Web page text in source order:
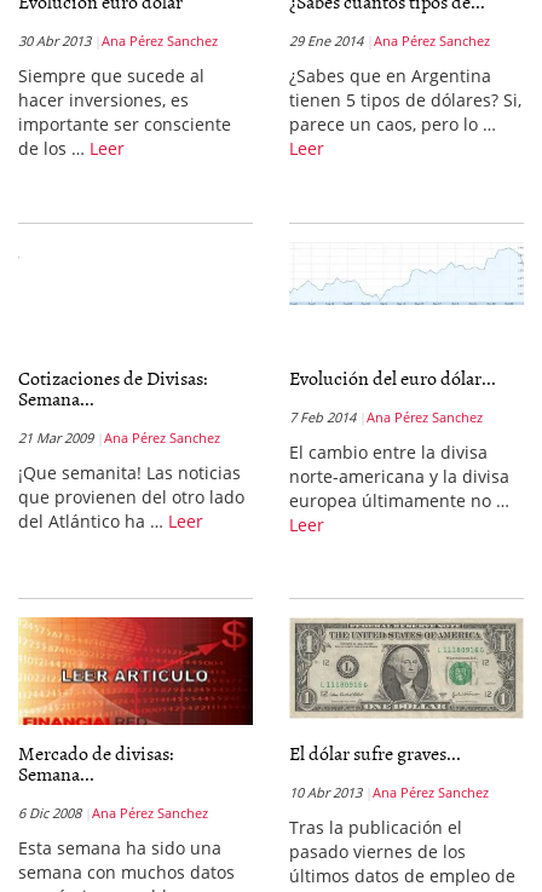
30 Abr 2013 Ana Pérez Sanchez
Siempre que sucede al
hacer inversiones, es
importante ser consciente
de los … Leer
29 Ene 2014 Ana Pérez Sanchez
¿Sabes que en Argentina
tienen 5 tipos de dólares? Si,
parece un caos, pero lo …
Leer
Cotizaciones de Divisas:
Semana...
21 Mar 2009 Ana Pérez Sanchez
¡Que semanita! Las noticias
que provienen del otro lado
del Atlántico ha … Leer
Evolución del euro dólar...
7 Feb 2014 Ana Pérez Sanchez
El cambio entre la divisa
norte-americana y la divisa
europea últimamente no …
Leer
Mercado de divisas:
Semana...
6 Dic 2008 Ana Pérez Sanchez
Esta semana ha sido una
semana con muchos datos
El dólar sufre graves...
10 Abr 2013 Ana Pérez Sanchez
Tras la publicación el
pasado viernes de los
últimos datos de empleo de